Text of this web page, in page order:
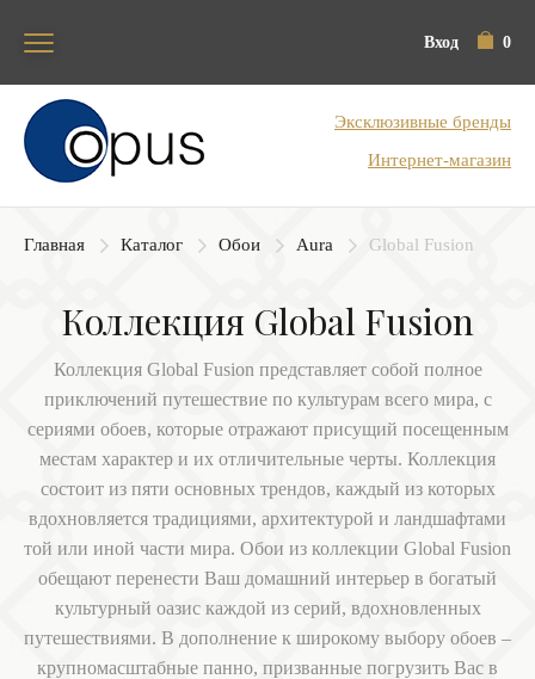
Вход 0
Блок поиска
Эксклюзивные бренды
Интернет-магазин
Главная Каталог Обои Aura Global Fusion
Коллекция Global Fusion
Коллекция Global Fusion представляет собой полное
приключений путешествие по культурам всего мира, с
сериями обоев, которые отражают присущий посещенным
местам характер и их отличительные черты. Коллекция
состоит из пяти основных трендов, каждый из которых
вдохновляется традициями, архитектурой и ландшафтами
той или иной части мира. Обои из коллекции Global Fusion
обещают перенести Ваш домашний интерьер в богатый
культурный оазис каждой из серий, вдохновленных
путешествиями. В дополнение к широкому выбору обоев –
крупномасштабные панно, призванные погрузить Вас в